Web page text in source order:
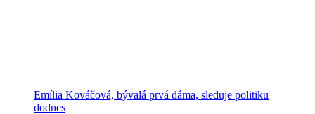
Emília Kováčová, bývalá prvá dáma, sleduje politiku
dodnes